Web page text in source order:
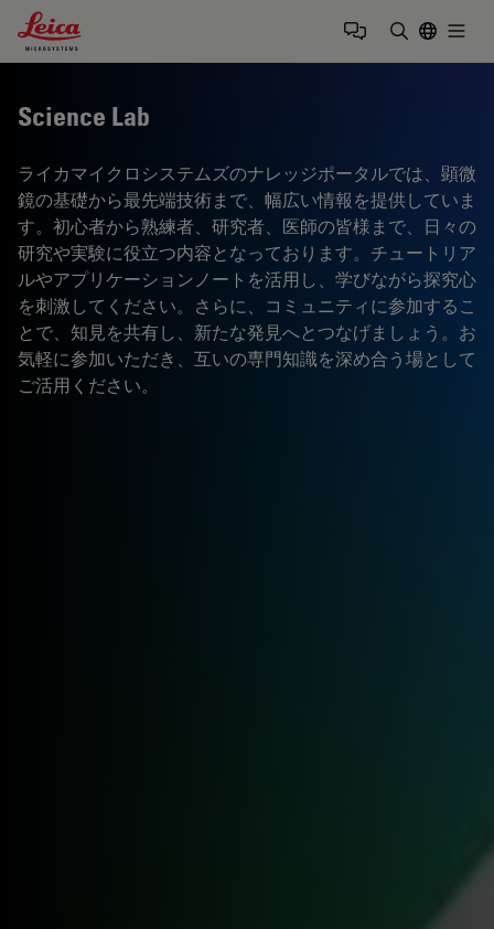
Leica Microsystems Logo
Science Lab
ライカマイクロシステムズのナレッジポータルでは、顕微
鏡の基礎から最先端技術まで、幅広い情報を提供していま
す。初心者から熟練者、研究者、医師の皆様まで、日々の
研究や実験に役立つ内容となっております。チュートリア
ルやアプリケーションノートを活用し、学びながら探究心
を刺激してください。さらに、コミュニティに参加するこ
とで、知見を共有し、新たな発見へとつなげましょう。お
気軽に参加いただき、互いの専門知識を深め合う場として
ご活用ください。